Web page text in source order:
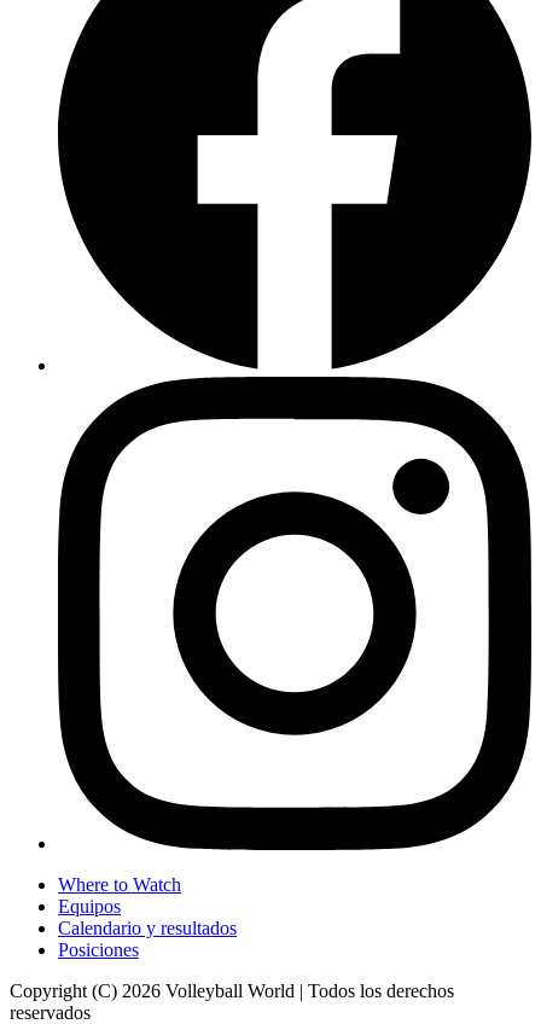
Where to Watch
Equipos
Calendario y resultados
Posiciones
Copyright (C) 2026 Volleyball World | Todos los derechos
reservados